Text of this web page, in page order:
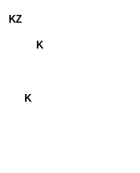
KZ
K
K